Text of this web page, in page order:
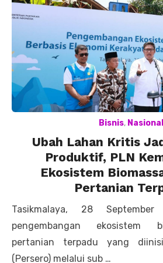
Bisnis, Nasional
Ubah Lahan Kritis
Produktif, PLN
Ekosistem
Pertanian
Tasikmalaya, 28
pengembangan ekosistem
pertanian terpadu yang
(Persero) melalui sub …